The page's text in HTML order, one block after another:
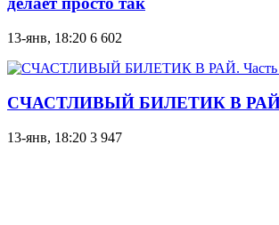
13-янв, 18:20 6 602
СЧАСТЛИВЫЙ БИЛЕТИК В РАЙ.
13-янв, 18:20 3 947